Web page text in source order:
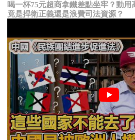
喝一杯75元超商拿鐵差點坐牢？動
竟是捍衛正義還是浪費司法資源？